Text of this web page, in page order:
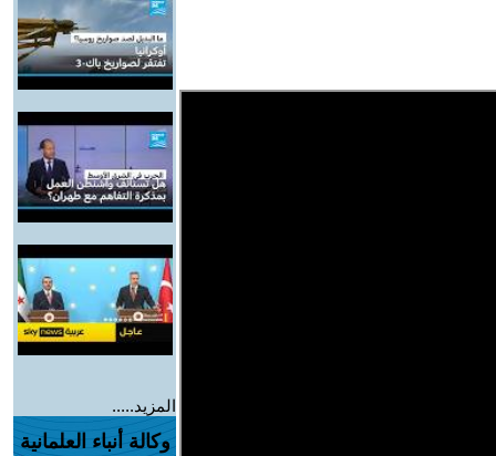
المزيد.....
وكالة أنباء العلمانية